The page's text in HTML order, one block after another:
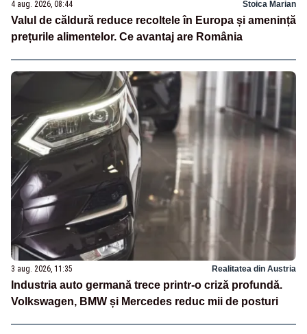
4 aug. 2026, 08:44 Stoica Marian
Valul de căldură reduce recoltele în Europa și amenință
prețurile alimentelor. Ce avantaj are România
3 aug. 2026, 11:35 Realitatea din Austria
Industria auto germană trece printr-o criză profundă.
Volkswagen, BMW și Mercedes reduc mii de posturi